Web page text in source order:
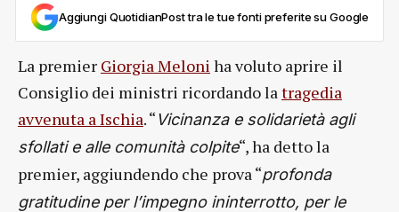
Aggiungi QuotidianPost tra le tue fonti preferite su Google
La premier Giorgia Meloni ha voluto aprire il
Consiglio dei ministri ricordando la tragedia
avvenuta a Ischia. “Vicinanza e solidarietà agli
sfollati e alle comunità colpite“, ha detto la
premier, aggiundendo che prova “profonda
gratitudine per l’impegno ininterrotto, per le